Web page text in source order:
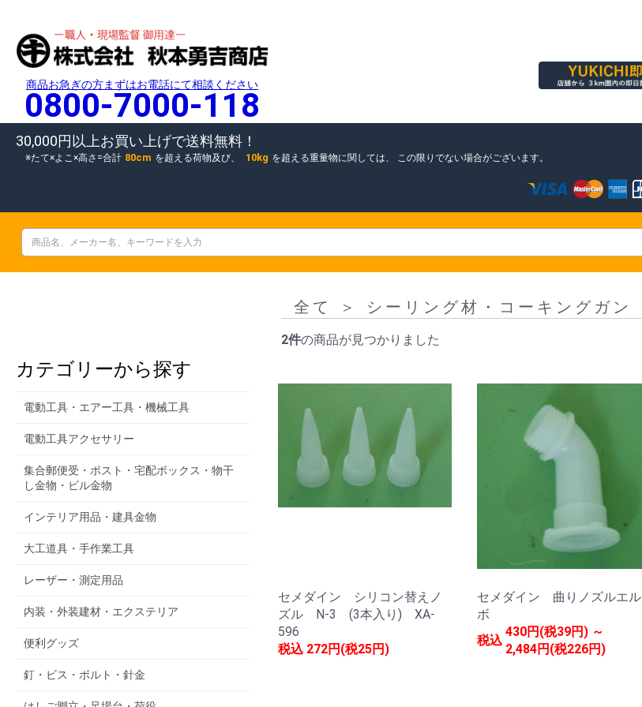
商品お急ぎの方まずはお電話にて相談ください
0800-7000-118
30,000円以上お買い上げで送料無料！
たて×よこ×高さ=合計 80cm を超える荷物及び、 10kg を超える重量物に関しては、 この限りでない場合がございます。
カテゴリーから探す
電動工具・エアー工具・機械工具
電動工具アクセサリー
集合郵便受・ポスト・宅配ボックス・物干
し金物・ビル金物
インテリア用品・建具金物
大工道具・手作業工具
レーザー・測定用品
内装・外装建材・エクステリア
便利グッズ
釘・ビス・ボルト・針金
全て ＞ シーリング材・コーキングガン
2件の商品が見つかりました
セメダイン シリコン替えノ
ズル N-3 (3本入り) XA-
596
税込 272円(税25円)
セメダイン 曲りノズルエル
ボ
税込
430円(税39円) ～
2,484円(税226円)